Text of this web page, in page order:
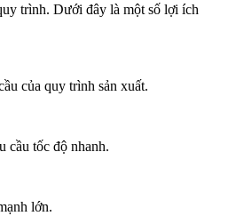
trình. Dưới đây là một số lợi ích
của quy trình sản xuất.
cầu tốc độ nhanh.
lớn.